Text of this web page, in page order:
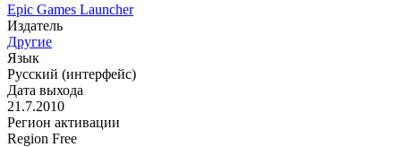
Epic Games Launcher
Издатель
Другие
Язык
Русский (интерфейс)
Дата выхода
21.7.2010
Регион активации
Region Free